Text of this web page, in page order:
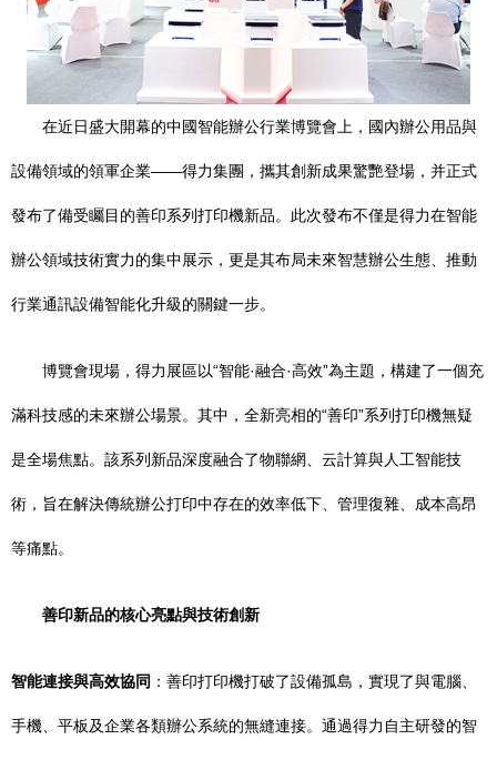
在近日盛大開幕的中國智能辦公行業博覽會上，國內辦公用品與
設備領域的領軍企業——得力集團，攜其創新成果驚艷登場，并正式
發布了備受矚目的善印系列打印機新品。此次發布不僅是得力在智能
辦公領域技術實力的集中展示，更是其布局未來智慧辦公生態、推動
行業通訊設備智能化升級的關鍵一步。
博覽會現場，得力展區以“智能·融合·高效”為主題，構建了一個充
滿科技感的未來辦公場景。其中，全新亮相的“善印”系列打印機無疑
是全場焦點。該系列新品深度融合了物聯網、云計算與人工智能技
術，旨在解決傳統辦公打印中存在的效率低下、管理復雜、成本高昂
等痛點。
善印新品的核心亮點與技術創新
智能連接與高效協同 ：善印打印機打破了設備孤島，實現了與電腦、
手機、平板及企業各類辦公系統的無縫連接。通過得力自主研發的智